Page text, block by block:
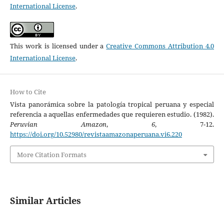
International License.
This work is licensed under aCreative Commons Attribution 4.0
International License.
How to Cite
Vista panorámica sobre la patología tropical peruana y especial
referencia a aquellas enfermedades que requieren estudio. (1982).
Peruvian Amazon,6, 7-12.
https://doi.org/10.52980/revistaamazonaperuana.vi6.220
More Citation Formats
Similar Articles